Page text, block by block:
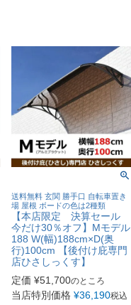
送料無料 玄関 勝手口 自転車置き
場 屋根 ボードの色は2種類
【本店限定 決算セール
今だけ30％オフ】Mモデル
188 W(幅)188cm×D(奥
行)100cm 【後付け庇専門
店ひさしっくす】
定価 ¥51,700のところ
当店特別価格 ¥36,190税込